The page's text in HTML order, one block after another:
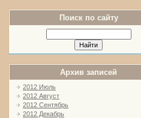
Поиск по сайту
Архив записей
2012 Июль
2012 Август
2012 Сентябрь
2012 Декабрь